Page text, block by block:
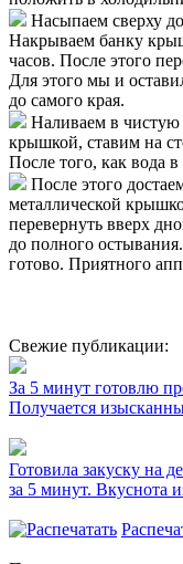
Насыпаем сверху
Накрываем банку
часов. После этого
Для этого мы и
до самого края.
Наливаем в
крышкой, ставим на
После того, как вода
После этого
металлической
перевернуть вверх
до полного
готово. Приятного
Свежие публикации:
За 5 минут готовлю
Получается
Готовила закуску на
за 5 минут. Вкуснота